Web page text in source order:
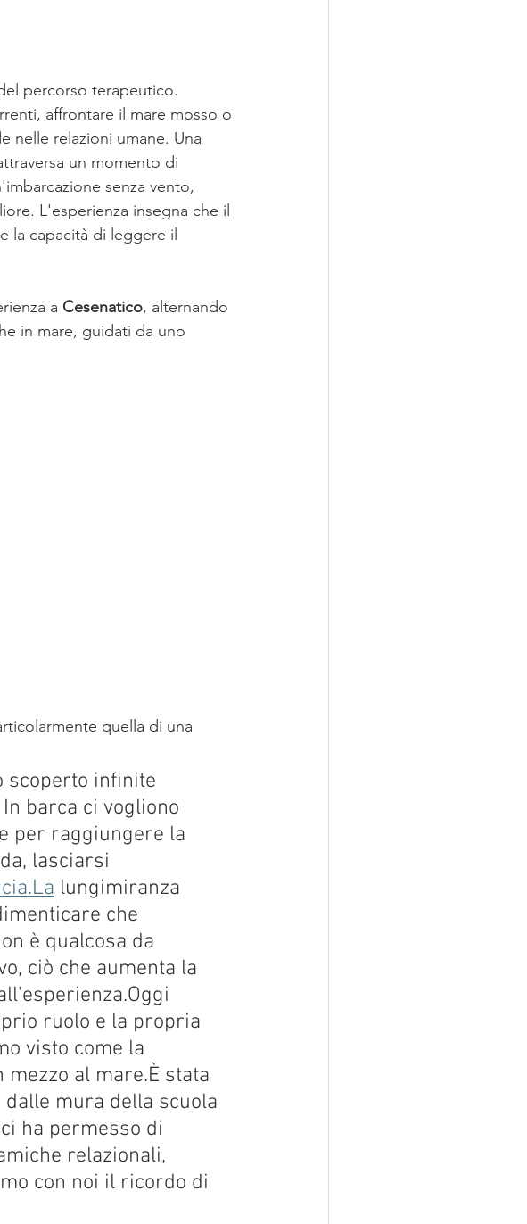
percorso terapeutico.
affrontare il mare mosso o
nelle relazioni umane. Una
un momento di
senza vento,
L'esperienza insegna che il
la capacità di leggere il
a Cesenatico, alternando
in mare, guidati da uno
quella di una
scoperto infinite
barca ci vogliono
per raggiungere la
lasciarsi
lungimiranza
che
è qualcosa da
ciò che aumenta la
ruolo e la propria
visto come la
al mare.È stata
mura della scuola
ha permesso di
relazionali,
con noi il ricordo di